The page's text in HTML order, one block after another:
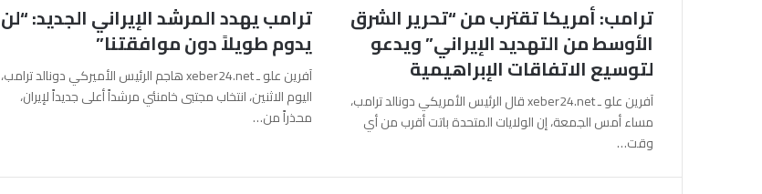
ترامب: أمريكا تقترب من “تحرير الشرق
الأوسط من التهديد الإيراني” ويدعو
لتوسيع الاتفاقات الإبراهيمية
آفرين علو ـ xeber24.net قال الرئيس الأمريكي دونالد ترامب،
مساء أمس الجمعة، إن الولايات المتحدة باتت أقرب من أي
وقت…
ترامب يهدد المرشد الإيراني الجديد: “لن
يدوم طويلاً دون موافقتنا”
آفرين علو ـ xeber24.net هاجم الرئيس الأميركي دونالد ترامب،
اليوم الاثنين، انتخاب مجتبى خامنئي مرشداً أعلى جديداً لإيران،
محذراً من…